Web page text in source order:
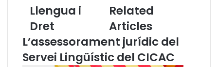
c
a
t
l
Llengua i
Dret
i
a
t
Related
Articles
L’assessorament jurídic del
Servei Lingüístic del CICAC